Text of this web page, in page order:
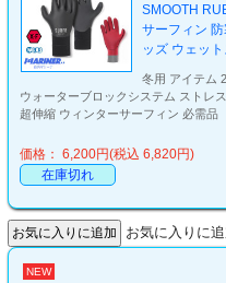
SMOOTH
サーフィン
ッズ ウェッ
冬用 アイテム
ウォーターブロックシステム ストレ
超伸縮 ウィンターサーフィン 必需品
価格： 6,200円(税込 6,820円)
在庫切れ
お気に入りに
NEW